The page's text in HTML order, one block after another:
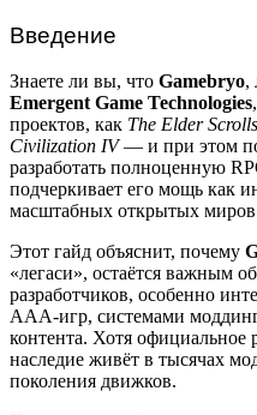
Введение
Знаете ли вы, что Gamebryo,
Emergent Game Technologies
проектов, как The Elder
Civilization IV— и при этом
разработать полноценную
подчеркивает его мощь как
масштабных открытых
Этот гайд объяснит, почему
«легаси», остаётся важным
разработчиков, особенно
AAA-игр, системами
контента. Хотя официальное
наследие живёт в тысячах
поколения движков.